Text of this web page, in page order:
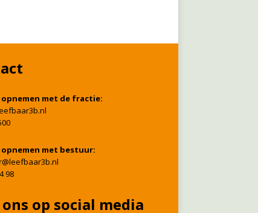
met de fractie:
met bestuur:
98
op social media